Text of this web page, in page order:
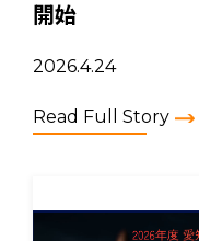
開始
2026.4.24
Read Full Story